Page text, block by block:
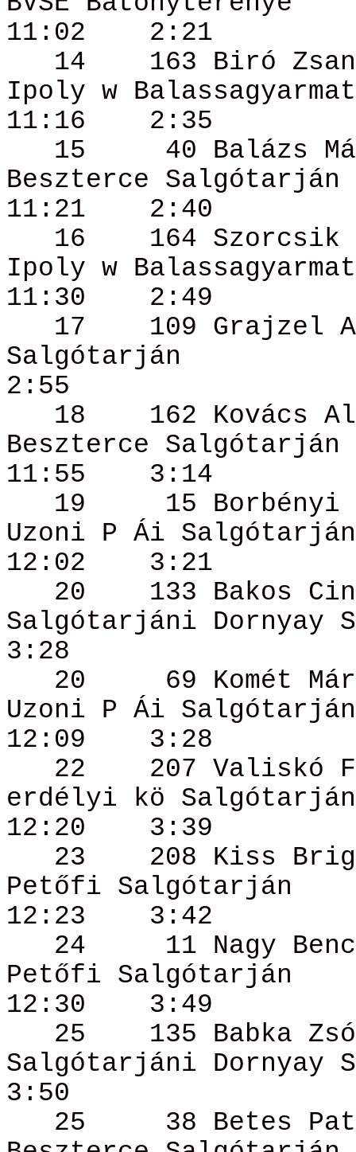
11:02
2:21
14
163 Biró
Ipoly w Balassagyarmat
11:16
2:35
15
40 Balázs
Beszterce Salgótarján
11:21
2:40
16
164 Szorcsik
Ipoly w Balassagyarmat
11:30
2:49
17
109 Grajzel
Salgótarján
2:55
18
162 Kovács
Beszterce Salgótarján
11:55
3:14
19
15 Borbényi
Uzoni P Ái Salgótarján
12:02
3:21
20
133 Bakos
Salgótarjáni Dornyay
3:28
20
69 Komét
Uzoni P Ái Salgótarján
12:09
3:28
22
207 Valiskó
erdélyi kö Salgótarján
12:20
3:39
23
208 Kiss
Petőfi Salgótarján
12:23
3:42
24
11 Nagy
Petőfi Salgótarján
12:30
3:49
25
135 Babka
Salgótarjáni Dornyay
3:50
25
38 Betes